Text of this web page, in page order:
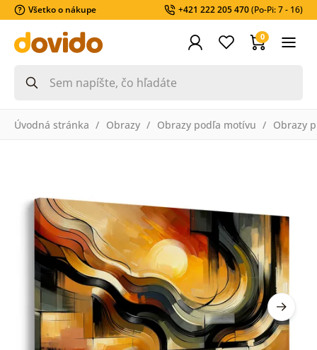
Všetko o nákupe +421 222 205 470(Po-Pi: 7 - 16)
0
Úvodná stránka Obrazy Obrazy podľa motívu Obrazy